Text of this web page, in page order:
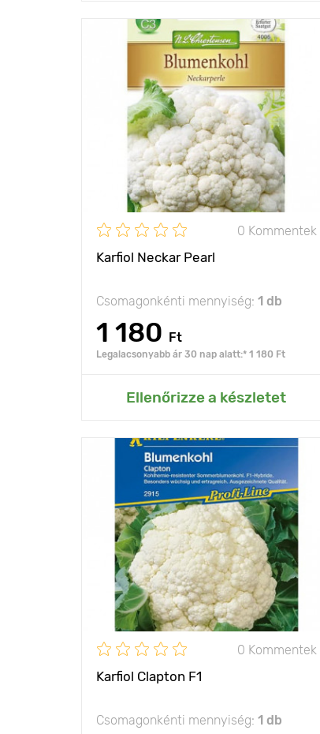
0 Kommentek
Karfiol Neckar Pearl
Csomagonkénti mennyiség: 1 db
1 180 Ft
Legalacsonyabb ár 30 nap alatt:* 1 180 Ft
Ellenőrizze a készletet
nagy teljesítményű
Kifejlett kori
magasság
Ültetési távolság 50 x 60 cm
Fényigény
Hozzáadás az Én kertemhez
0 Kommentek
Karfiol Clapton F1
Csomagonkénti mennyiség: 1 db
Jellemzők
Ültetési távolság 50 х 50 cm
Fényigény nap